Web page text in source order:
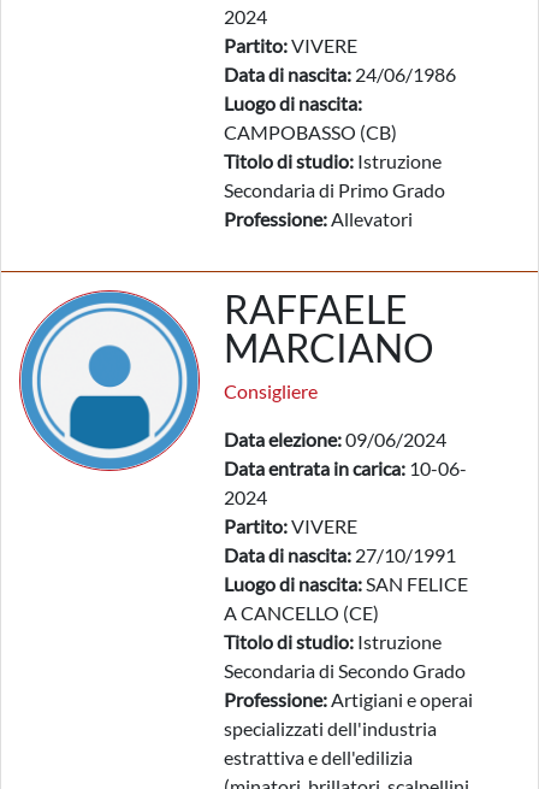
2024
Partito:VIVERE
Data di nascita: 24/06/1986
Luogo di nascita:
CAMPOBASSO (CB)
Titolo di studio: Istruzione
Secondaria di Primo Grado
Professione:Allevatori
RAFFAELE
MARCIANO
Consigliere
Data elezione:09/06/2024
Data entrata in carica: 10-06-
2024
Partito:VIVERE
Data di nascita: 27/10/1991
Luogo di nascita:SAN FELICE
A CANCELLO (CE)
Titolo di studio: Istruzione
Secondaria di Secondo Grado
Professione:Artigiani e operai
specializzati dell'industria
estrattiva e dell'edilizia